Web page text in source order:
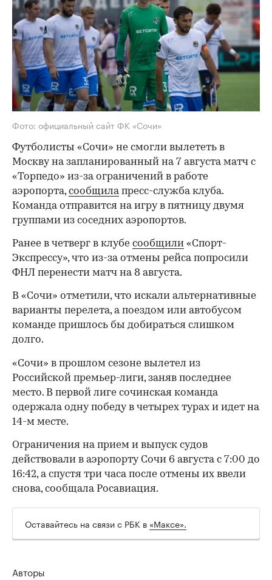
Фото: официальный сайт ФК «Сочи»
Футболисты «Сочи» не смогли вылететь в
Москву на запланированный на 7 августа матч с
«Торпедо» из-за ограничений в работе
аэропорта,сообщилапресс-служба клуба.
Команда отправится на игру в пятницу двумя
группами из соседних аэропортов.
Ранее в четверг в клубе сообщили «Спорт-
Экспрессу», что из-за отмены рейса попросили
ФНЛ перенести матч на 8 августа.
В «Сочи» отметили, что искали альтернативные
варианты перелета, а поездом или автобусом
команде пришлось бы добираться слишком
долго.
00:00
«Сочи» в прошлом сезоне вылетел из
Российской премьер-лиги, заняв последнее
место. В первой лиге сочинская команда
одержала одну победу в четырех турах и идет на
14-м месте.
Ограничения на прием и выпуск судов
действовали в аэропорту Сочи 6 августа с 7:00 до
16:42, а спустя три часа после отмены их ввели
снова, сообщала Росавиация.
Оставайтесь на связи с РБК в «Максе».
Авторы